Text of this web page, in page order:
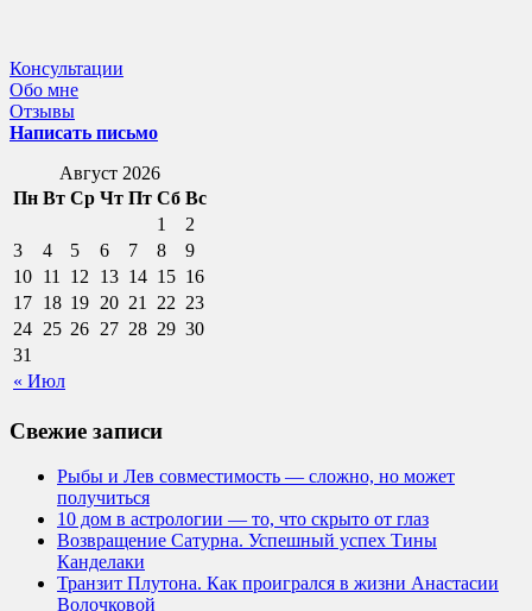
Консультации
Обо мне
Отзывы
Написать письмо
Август 2026
Пн Вт Ср Чт Пт Сб Вс
« Июл
1
2
3
4 5 6 7 8
9
10 11 12 13 14 15 16
17 18 19 20 21 22 23
24 25 26 27 28 29 30
31
Свежие записи
Рыбы и Лев совместимость — сложно, но может
получиться
10 дом в астрологии — то, что скрыто от глаз
Возвращение Сатурна. Успешный успех Тины
Канделаки
Транзит Плутона. Как проигрался в жизни Анастасии
Волочковой